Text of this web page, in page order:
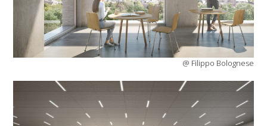
@ Filippo Bolognese